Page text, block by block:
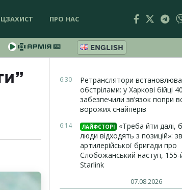
ПРО НАС
ENGLISH
6:30
Ретранслятори
обстрілами: у Харкові бійці
забезпечили зв’язок попри
ворожих снайперів
6:14 ЛАЙФСТОРІ
«Треба йти далі,
люди відходять з позицій»:
артилерійської бригади про
Слобожанський наступ, 155-й
Starlink
07.08.2026